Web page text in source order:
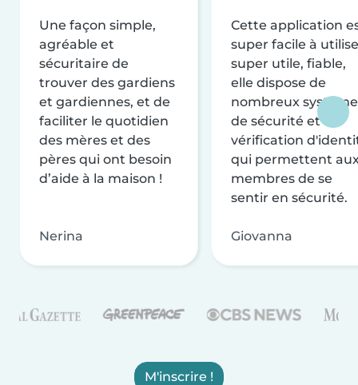
Une façon simple,
agréable et
sécuritaire de
trouver des gardiens
et gardiennes, et de
faciliter le quotidien
des mères et des
pères qui ont besoin
d’aide à la maison !
Nerina
Cette application
super facile à
super utile, fiable,
elle dispose de
nombreux
de sécurité et de
vérification
qui permettent
membres de se
sentir en sécurité.
Giovanna
M'inscrire !